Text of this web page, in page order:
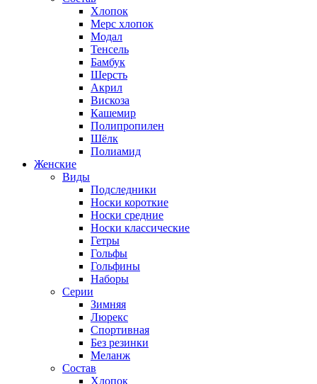
Хлопок
Мерс хлопок
Модал
Тенсель
Бамбук
Шерсть
Акрил
Вискоза
Кашемир
Полипропилен
Шёлк
Полиамид
Женские
Виды
Подследники
Носки короткие
Носки средние
Носки классические
Гетры
Гольфы
Гольфины
Наборы
Серии
Зимняя
Люрекс
Спортивная
Без резинки
Меланж
Состав
Хлопок